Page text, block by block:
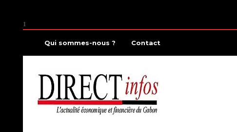
1
Qui sommes-nous ? Contact